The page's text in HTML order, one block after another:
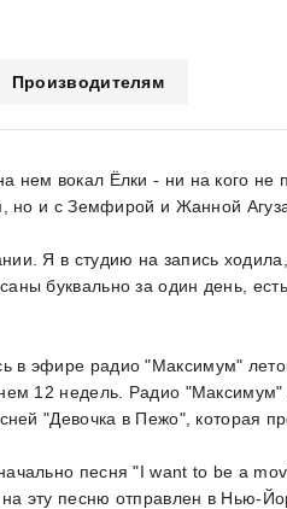
Производителям
нем вокал Ёлки - ни на кого не
но и с Земфирой и Жанной
Я в студию на запись ходила,
буквально за один день,
в эфире радио "Максимум"
12 недель. Радио "Максимум"
"Девочка в Пежо", которая
песня "I want to be a
эту песню отправлен в Нью-